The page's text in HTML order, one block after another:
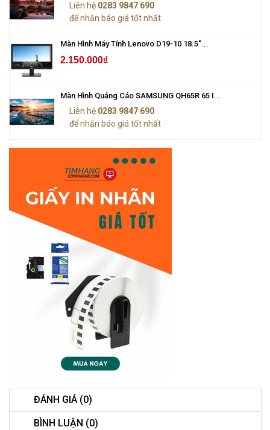
Liên hệ 0283 9847 690
để nhận báo giá tốt nhất
Màn Hình Máy Tính Lenovo D19-10 18.5"...
2.150.000₫
Màn Hình Quảng Cáo SAMSUNG QH65R 65 I...
Liên hệ 0283 9847 690
để nhận báo giá tốt nhất
ĐÁNH GIÁ (0)
BÌNH LUẬN (0)